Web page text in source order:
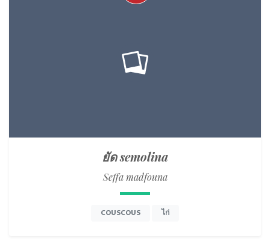
ยัด semolina
Seffa madfouna
COUSCOUS ไก่